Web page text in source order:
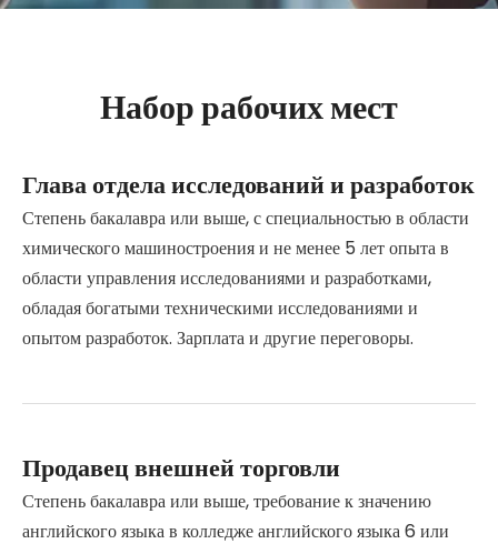
Набор рабочих мест
Глава отдела исследований и разработок
Степень бакалавра или выше, с специальностью в области
химического машиностроения и не менее 5 лет опыта в
области управления исследованиями и разработками,
обладая богатыми техническими исследованиями и
опытом разработок. Зарплата и другие переговоры.
Продавец внешней торговли
Степень бакалавра или выше, требование к значению
английского языка в колледже английского языка 6 или